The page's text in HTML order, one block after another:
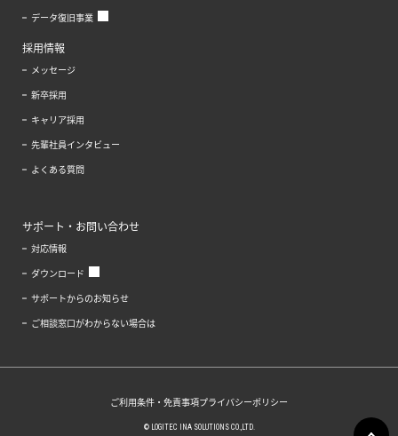
データ復旧事業
採用情報
メッセージ
新卒採用
キャリア採用
先輩社員インタビュー
よくある質問
サポート・お問い合わせ
対応情報
ダウンロード
サポートからのお知らせ
ご相談窓口がわからない場合は
ご利用条件・免責事項プライバシーポリシー
© LOGITEC INA SOLUTIONS CO.,LTD.